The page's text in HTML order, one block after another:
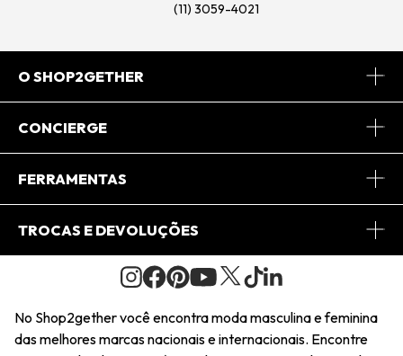
(11) 3059-4021
O SHOP2GETHER
Sobre Nós
Journal
Saiu na Mídia
CONCIERGE
Central de Relacionamento
Regulamento e Promoções
FERRAMENTAS
Minha Conta
Pedido de Presente
Wishlist
TROCAS E DEVOLUÇÕES
Condições Gerais
Troca Fácil
No Shop2gether você encontra moda masculina e feminina
das melhores marcas nacionais e internacionais. Encontre